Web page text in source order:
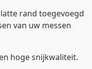
rand toegevoegd
van uw messen
hoge snijkwaliteit.